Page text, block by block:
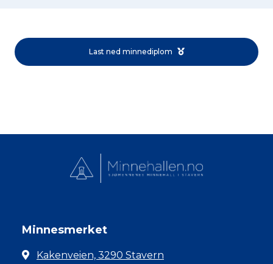
Last ned minnediplom
Minnesmerket
Kakenveien, 3290 Stavern
Norsk bokmål